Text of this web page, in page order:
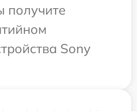
получите
Sony